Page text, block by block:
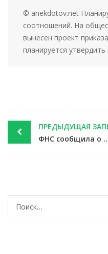
© anekdotov.net
соотношений. На
вынесен проект
планируется утвердить
Post
navigation
ПРЕДЫДУЩАЯ
ФНС сообщила о падении популярности схемы с